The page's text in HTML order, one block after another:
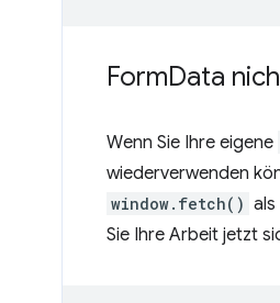
FormData
Wenn Sie Ihre eigene
wiederverwenden
window.fetch()
Sie Ihre Arbeit jetzt